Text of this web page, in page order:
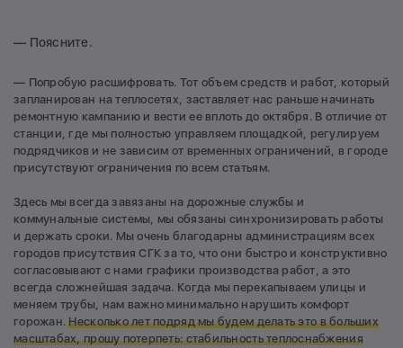
— Поясните.
— Попробую расшифровать. Тот объем средств и работ, который
запланирован на теплосетях, заставляет нас раньше начинать
ремонтную кампанию и вести ее вплоть до октября. В отличие от
станции, где мы полностью управляем площадкой, регулируем
подрядчиков и не зависим от временных ограничений, в городе
присутствуют ограничения по всем статьям.
Здесь мы всегда завязаны на дорожные службы и
коммунальные системы, мы обязаны синхронизировать работы
и держать сроки. Мы очень благодарны администрациям всех
городов присутствия СГК за то, что они быстро и конструктивно
согласовывают с нами графики производства работ, а это
всегда сложнейшая задача. Когда мы перекапываем улицы и
меняем трубы, нам важно минимально нарушить комфорт
горожан.Несколько лет подряд мы будем делать это в больших
масштабах, прошу потерпеть: стабильность теплоснабжения